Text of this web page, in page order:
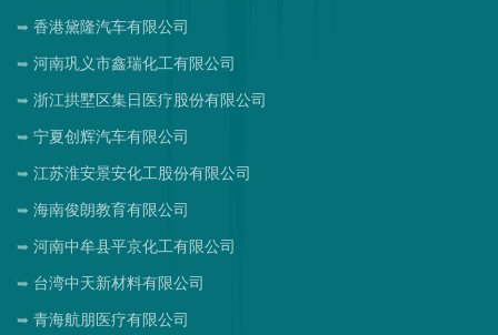
香港黛隆汽车有限公司
河南巩义市鑫瑞化工有限公司
浙江拱墅区集日医疗股份有限公司
宁夏创辉汽车有限公司
江苏淮安景安化工股份有限公司
海南俊朗教育有限公司
河南中牟县平京化工有限公司
台湾中天新材料有限公司
青海航朋医疗有限公司